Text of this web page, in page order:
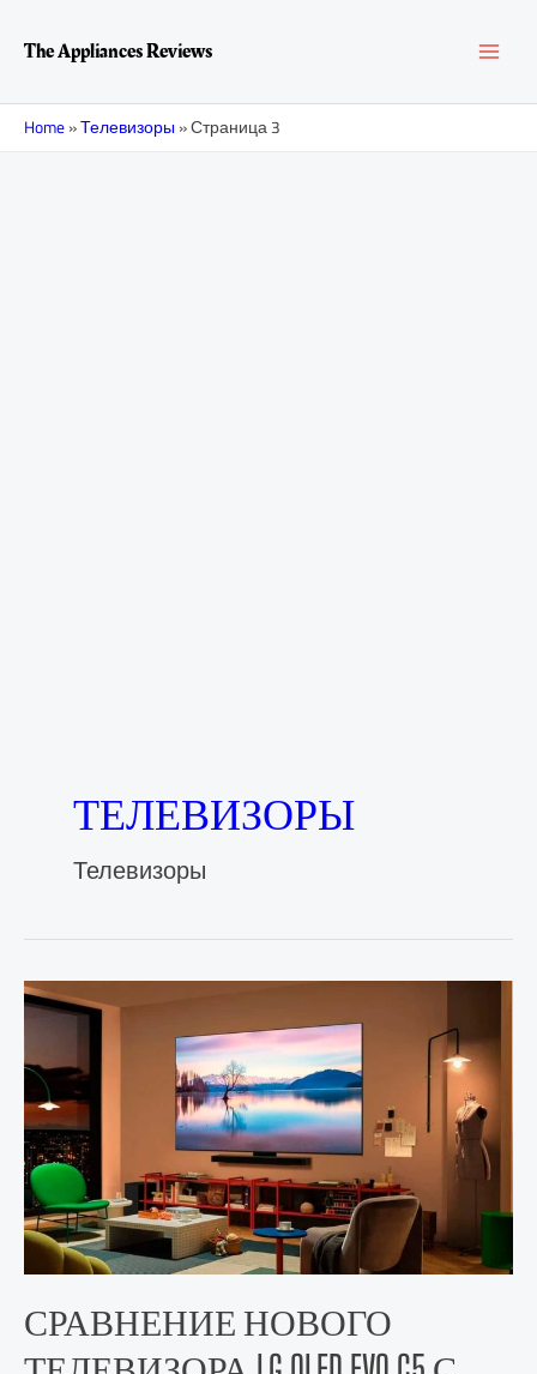
содержимому
The Appliances Reviews
Home»Телевизоры»Страница 3
ТЕЛЕВИЗОРЫ
Телевизоры
СРАВНЕНИЕ НОВОГО
записям